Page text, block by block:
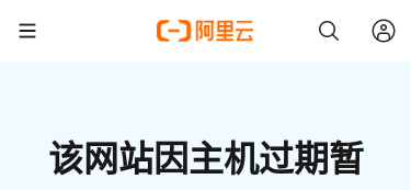
该网站因主机过期暂